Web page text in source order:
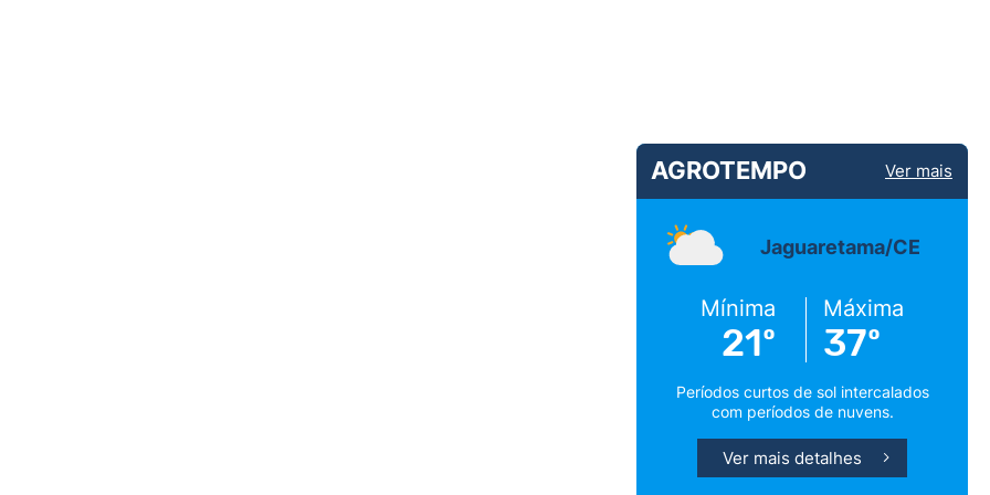
AGROTEMPO Ver mais
Jaguaretama/CE
Mínima
21º
Máxima
37º
Períodos curtos de sol intercalados
com períodos de nuvens.
Ver mais detalhes